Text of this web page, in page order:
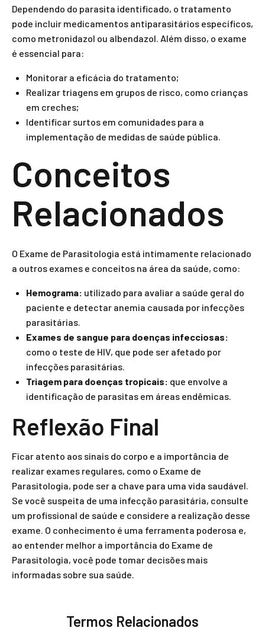
Dependendo do parasita identificado, o tratamento
pode incluir medicamentos antiparasitários específicos,
como metronidazol ou albendazol. Além disso, o exame
é essencial para:
Monitorar a eficácia do tratamento;
Realizar triagens em grupos de risco, como crianças
em creches;
Identificar surtos em comunidades para a
implementação de medidas de saúde pública.
Conceitos
Relacionados
O Exame de Parasitologia está intimamente relacionado
a outros exames e conceitos na área da saúde, como:
Hemograma: utilizado para avaliar a saúde geral do
paciente e detectar anemia causada por infecções
parasitárias.
Exames de sangue para doenças infecciosas:
como o teste de HIV, que pode ser afetado por
infecções parasitárias.
Triagem para doenças tropicais: que envolve a
identificação de parasitas em áreas endêmicas.
Reflexão Final
Ficar atento aos sinais do corpo e a importância de
realizar exames regulares, como o Exame de
Parasitologia, pode ser a chave para uma vida saudável.
Se você suspeita de uma infecção parasitária, consulte
um profissional de saúde e considere a realização desse
exame. O conhecimento é uma ferramenta poderosa e,
ao entender melhor a importância do Exame de
Parasitologia, você pode tomar decisões mais
informadas sobre sua saúde.
Termos Relacionados